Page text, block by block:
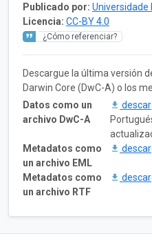
Publicado por: Universidade
Licencia: CC-BY 4.0
¿Cómo referenciar?
Descargue la última versión
Darwin Core (DwC-A) o los
Datos como un
archivo DwC-A
Metadatos como
un archivo EML
Metadatos como
un archivo RTF